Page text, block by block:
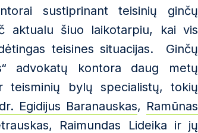
sustiprinant teisinių ginčų
aktualu šiuo laikotarpiu, kai vis
teisines situacijas. Ginčų
advokatų kontora daug metų
teisminių bylų specialistų, tokių
dr. Egidijus Baranauskas, Ramūnas
, Raimundas Lideika ir jų